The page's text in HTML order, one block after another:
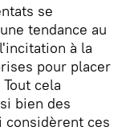
se
tendance au
à la
pour placer
cela
bien des
considèrent ces